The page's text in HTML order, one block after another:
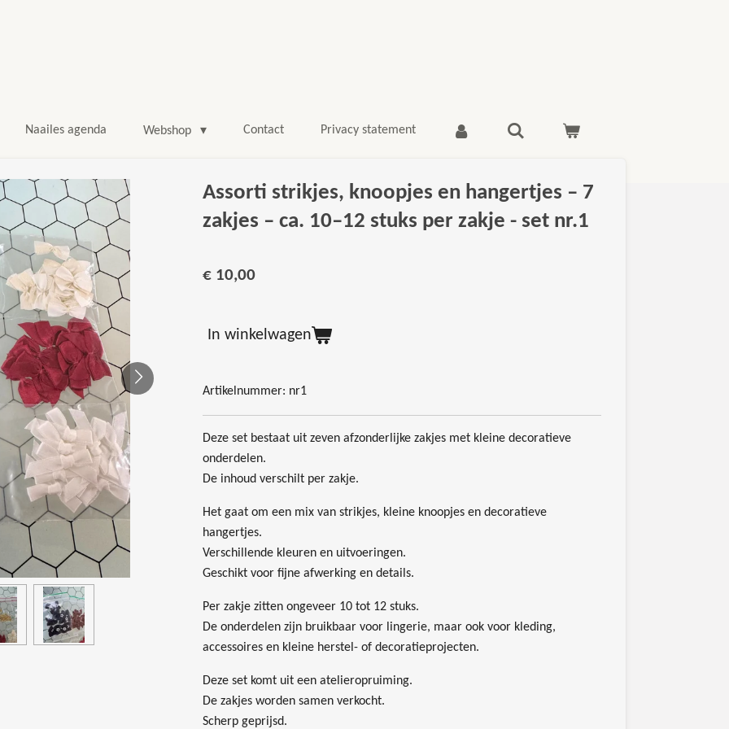
Naailes agenda Webshop Contact Privacy statement
Assorti strikjes, knoopjes en hangertjes – 7
zakjes – ca. 10–12 stuks per zakje - set nr.1
€ 10,00
In winkelwagen
Artikelnummer: nr1
Deze set bestaat uit zeven afzonderlijke zakjes met kleine decoratieve
onderdelen.
De inhoud verschilt per zakje.
Het gaat om een mix van strikjes, kleine knoopjes en decoratieve
hangertjes.
Verschillende kleuren en uitvoeringen.
Geschikt voor fijne afwerking en details.
Per zakje zitten ongeveer 10 tot 12 stuks.
De onderdelen zijn bruikbaar voor lingerie, maar ook voor kleding,
accessoires en kleine herstel- of decoratieprojecten.
Deze set komt uit een atelieropruiming.
De zakjes worden samen verkocht.
Scherp geprijsd.